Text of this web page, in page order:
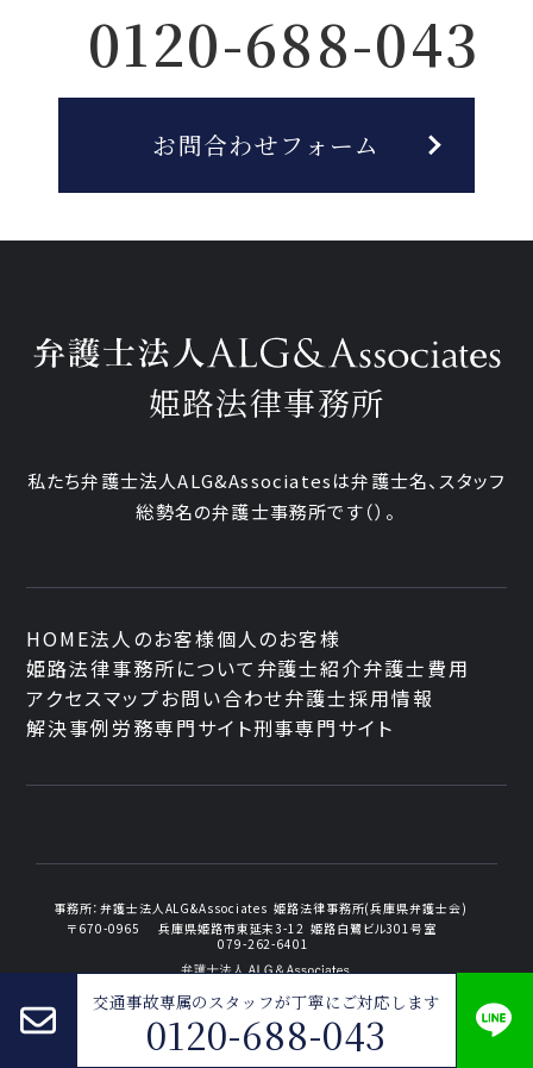
交通事故専属のスタッフが丁寧にご対応します
0120-688-043
0120-688-043
お問合わせフォーム
姫路法律事務所
私たち弁護士法人ALG&Associatesは弁護士名、 スタッフ
総勢名の弁護士事務所です（）。
HOME法人のお客様個人のお客様
姫路法律事務所について 弁護士紹介弁護士費用
アクセスマップお問い合わせ弁護士採用情報
解決事例労務専門サイト刑事専門サイト
事務所：弁護士法人ALG&Associates 姫路法律事務所(兵庫県弁護士会)
〒670-0965
兵庫県姫路市東延末3-12 姫路白鷺ビル301号室
079-262-6401